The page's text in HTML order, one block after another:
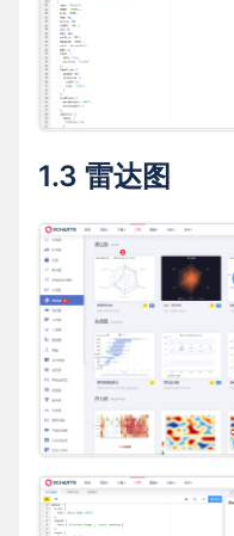
1.3 雷达图